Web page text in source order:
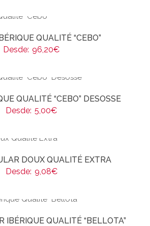
QUALITÉ “CEBO”
Desde: 96,20€
QUALITÉ “CEBO” DESOSSE
Desde: 5,00€
DOUX QUALITÉ EXTRA
Desde: 9,08€
IBÉRIQUE QUALITÉ “BELLOTA”